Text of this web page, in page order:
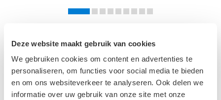
Deze website maakt gebruik van cookies
We gebruiken cookies om content en advertenties te
personaliseren, om functies voor social media te bieden
en om ons websiteverkeer te analyseren. Ook delen we
informatie over uw gebruik van onze site met onze
Onze specialisten